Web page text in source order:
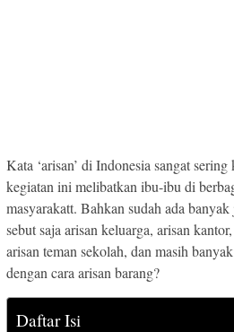
Kata ‘arisan’ di Indonesia sangat
kegiatan ini melibatkan ibu-ibu di
masyarakatt. Bahkan sudah ada
sebut saja arisan keluarga, arisan
arisan teman sekolah, dan masih
dengan cara arisan barang?
Daftar Isi